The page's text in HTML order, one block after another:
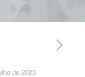
de 2023